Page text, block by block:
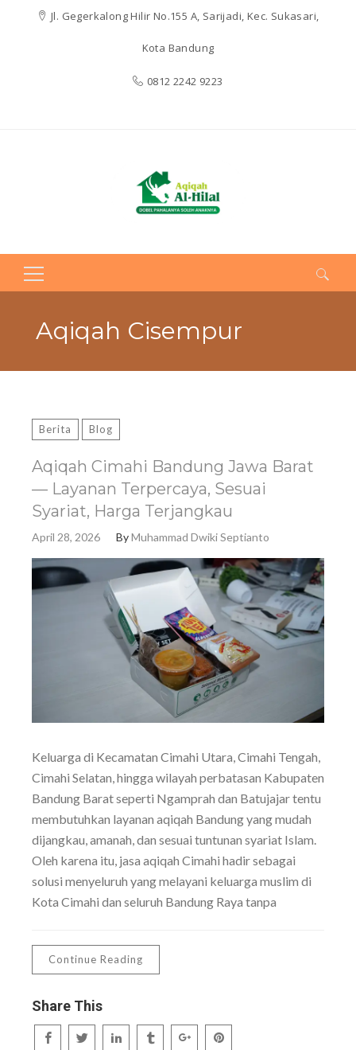
Jl. Gegerkalong Hilir No.155 A, Sarijadi, Kec. Sukasari,
Kota Bandung
0812 2242 9223
Search
Aqiqah Cisempur
Berita Blog
Aqiqah Cimahi Bandung Jawa Barat
— Layanan Terpercaya, Sesuai
Syariat, Harga Terjangkau
April 28, 2026 ByMuhammad Dwiki Septianto
Keluarga di Kecamatan Cimahi Utara, Cimahi Tengah,
Cimahi Selatan, hingga wilayah perbatasan Kabupaten
Bandung Barat seperti Ngamprah dan Batujajar tentu
membutuhkan layanan aqiqah Bandung yang mudah
dijangkau, amanah, dan sesuai tuntunan syariat Islam.
Oleh karena itu, jasa aqiqah Cimahi hadir sebagai
solusi menyeluruh yang melayani keluarga muslim di
Kota Cimahi dan seluruh Bandung Raya tanpa
Continue Reading
Share This